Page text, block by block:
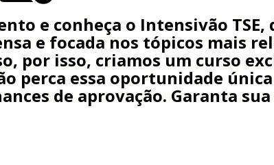
e conheça o Intensivão
e focada nos tópicos mais
por isso, criamos um curso
perca essa oportunidade
de aprovação. Garanta